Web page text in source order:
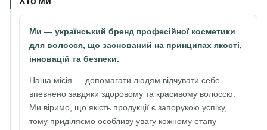
Ми — український бренд професійної косметики
для волосся, що заснований на принципах якості,
інновацій та безпеки.
Наша місія — допомагати людям відчувати себе
впевнено завдяки здоровому та красивому волоссю.
Ми віримо, що якість продукції є запорукою успіху,
тому приділяємо особливу увагу кожному етапу